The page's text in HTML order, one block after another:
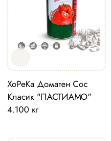
ХоРеКа Доматен Сос
Класик "ПАСТИАМО"
4.100 кг